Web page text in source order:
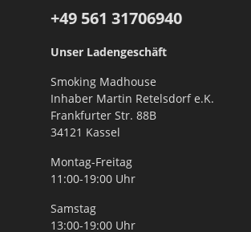
+49 561 31706940
Unser Ladengeschäft
Smoking Madhouse
Inhaber Martin Retelsdorf e.K.
Frankfurter Str. 88B
34121 Kassel
Montag-Freitag
11:00-19:00 Uhr
Samstag
13:00-19:00 Uhr